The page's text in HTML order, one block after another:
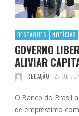
DESTAQUES NOTÍCIAS
GOVERNO
ALIVIAR
REDAÇÃO 28 DE
O Banco do Brasil
de empréstimo